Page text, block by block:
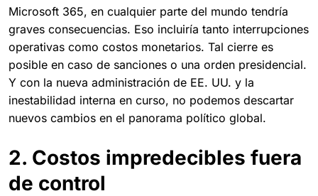
Microsoft 365, en cualquier parte del mundo tendría
graves consecuencias. Eso incluiría tanto interrupciones
operativas como costos monetarios. Tal cierre es
posible en caso de sanciones o una orden presidencial.
Y con la nueva administración de EE. UU. y la
inestabilidad interna en curso, no podemos descartar
nuevos cambios en el panorama político global.
2. Costos impredecibles fuera
de control